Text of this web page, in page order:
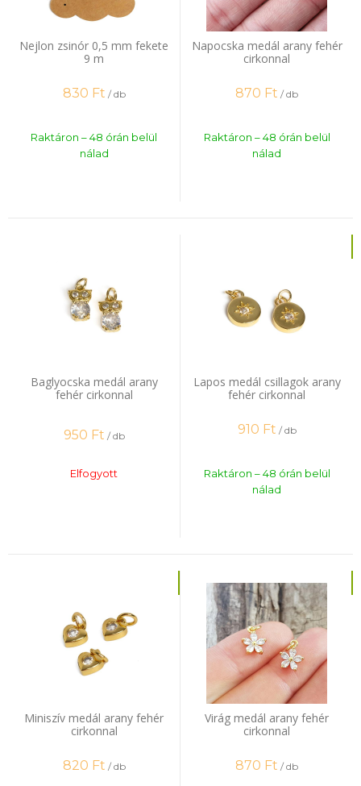
Nejlon zsinór 0,5 mm fekete
9 m
830 Ft / db
Raktáron – 48 órán belül
nálad
Napocska medál arany fehér
cirkonnal
870 Ft / db
Raktáron – 48 órán belül
nálad
Baglyocska medál arany
fehér cirkonnal
950 Ft / db
Elfogyott
Lapos medál csillagok arany
fehér cirkonnal
910 Ft / db
Raktáron – 48 órán belül
nálad
Miniszív medál arany fehér
cirkonnal
820 Ft / db
Virág medál arany fehér
cirkonnal
870 Ft / db